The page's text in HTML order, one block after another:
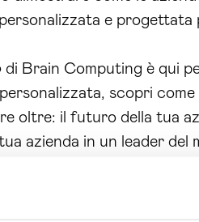
e progettata
di Brain Computing è qui
scopri
oltre: il futuro della tua
azienda in un leader del